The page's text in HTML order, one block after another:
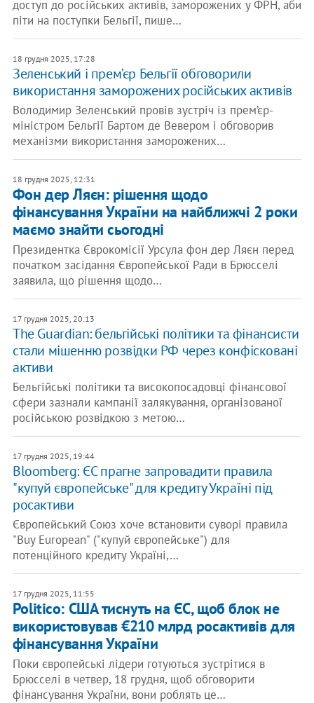
доступ до російських активів, заморожених у ФРН, аби
піти на поступки Бельгії, пише…
18 грудня 2025, 17:28
Зеленський і прем’єр Бельгії обговорили
використання заморожених російських активів
Володимир Зеленський провів зустріч із прем’єр-
міністром Бельгії Бартом де Вевером і обговорив
механізми використання заморожених…
18 грудня 2025, 12:31
Фон дер Ляєн: рішення щодо
фінансування України на найближчі 2 роки
маємо знайти сьогодні
Президентка Єврокомісії Урсула фон дер Ляєн перед
початком засідання Європейської Ради в Брюсселі
заявила, що рішення щодо…
17 грудня 2025, 20:13
The Guardian: бельгійські політики та фінансисти
стали мішенню розвідки РФ через конфісковані
активи
Бельгійські політики та високопосадовці фінансової
сфери зазнали кампанії залякування, організованої
російською розвідкою з метою…
17 грудня 2025, 19:44
Bloomberg: ЄС прагне запровадити правила
"купуй європейське" для кредиту Україні під
росактиви
Європейський Союз хоче встановити суворі правила
"Buy European" ("купуй європейське") для
потенційного кредиту Україні,…
17 грудня 2025, 11:55
Politico: США тиснуть на ЄС, щоб блок не
використовував €210 млрд росактивів для
фінансування України
Поки європейські лідери готуються зустрітися в
Брюсселі в четвер, 18 грудня, щоб обговорити
фінансування України, вони роблять це…